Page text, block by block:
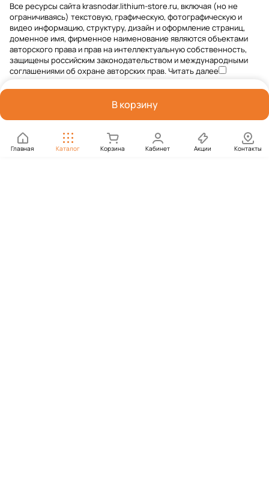
В корзину
Главная Каталог Корзина Кабинет Акции Контакты
Все ресурсы сайта krasnodar.lithium-store.ru, включая (но не
ограничиваясь) текстовую, графическую, фотографическую и
видео информацию, структуру, дизайн и оформление страниц,
доменное имя, фирменное наименование являются объектами
авторского права и прав на интеллектуальную собственность,
защищены российским законодательством и международными
соглашениями об охране авторских прав.Читать далее